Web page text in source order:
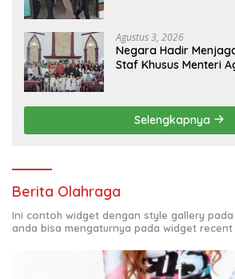
Terlibat Kasus Smart
Agustus 3, 2026
Negara Hadir
Staf Khusus Menteri
Selengkapnya
Berita Olahraga
Ini contoh widget dengan style gallery
anda bisa mengaturnya pada widget recent